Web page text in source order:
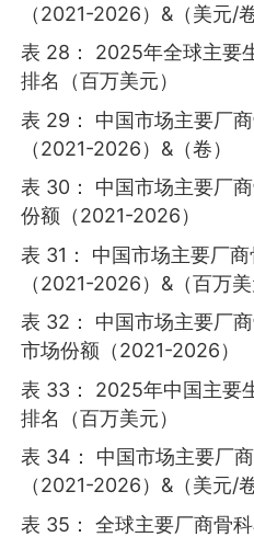
（2021-2026）&（美元/卷
表 28： 2025年全球主要
排名（百万美元）
表 29： 中国市场主要厂
（2021-2026）&（卷）
表 30： 中国市场主要厂
份额（2021-2026）
表 31： 中国市场主要厂
（2021-2026）&（百万美
表 32： 中国市场主要厂
市场份额（2021-2026）
表 33： 2025年中国主要
排名（百万美元）
表 34： 中国市场主要厂
（2021-2026）&（美元/卷
表 35： 全球主要厂商骨